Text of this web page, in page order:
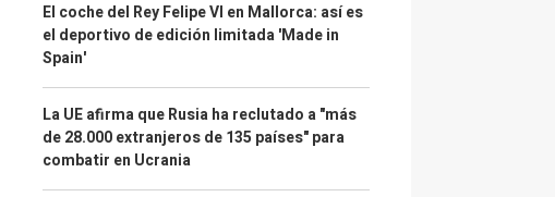
El coche del Rey Felipe VI en Mallorca: así es
el deportivo de edición limitada 'Made in
Spain'
La UE afirma que Rusia ha reclutado a "más
de 28.000 extranjeros de 135 países" para
combatir en Ucrania